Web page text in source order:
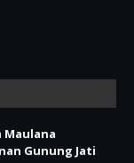
Maulana
Gunung Jati